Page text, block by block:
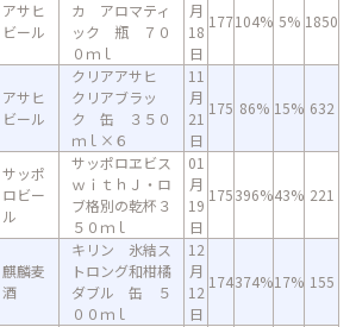
アサヒ
ビール
カ アロマティ
ック 瓶 ７０
０ｍｌ
月
18
日
177104% 5% 1850
アサヒ
ビール
クリアアサヒ
クリアブラッ
ク 缶 ３５０
ｍｌ×６
11
月
21
日
175 86% 15% 632
サッポ
ロビー
ル
サッポロヱビス
ｗｉｔｈＪ・ロ
ブ格別の乾杯３
５０ｍｌ
01
月
19
日
175396%43% 221
麒麟麦
酒
キリン 氷結ス
トロング和柑橘
ダブル 缶 ５
００ｍｌ
12
月
12
日
174374%17% 155